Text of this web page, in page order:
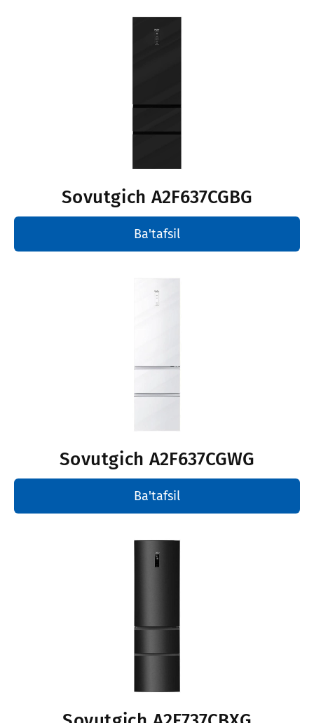
SovutgichA2F637CGBG
Ba'tafsil
SovutgichA2F637CGWG
Ba'tafsil